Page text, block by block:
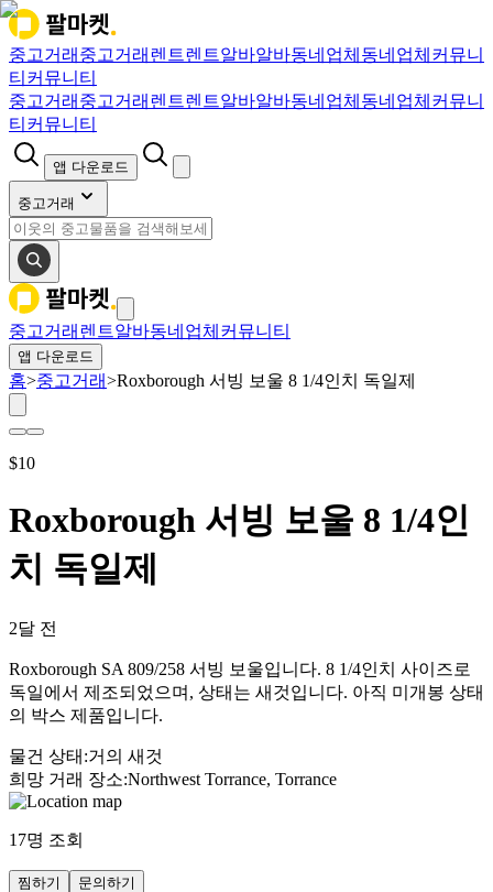
중고거래 중고거래 렌트렌트알바알바동네업체 동네업체 커뮤니
티 커뮤니티
중고거래 중고거래 렌트렌트알바알바동네업체 동네업체 커뮤니
티 커뮤니티
앱 다운로드
중고거래
중고거래 렌트알바동네업체 커뮤니티
앱 다운로드
홈>중고거래>Roxborough 서빙 보울 8 1/4인치 독일제
$10
Roxborough 서빙 보울 8 1/4인
치 독일제
2달 전
Roxborough SA 809/258 서빙 보울입니다. 8 1/4인치 사이즈로
독일에서 제조되었으며, 상태는 새것입니다. 아직 미개봉 상태
의 박스 제품입니다.
물건 상태 :거의 새것
희망 거래 장소:Northwest Torrance, Torrance
17명 조회
찜하기 문의하기